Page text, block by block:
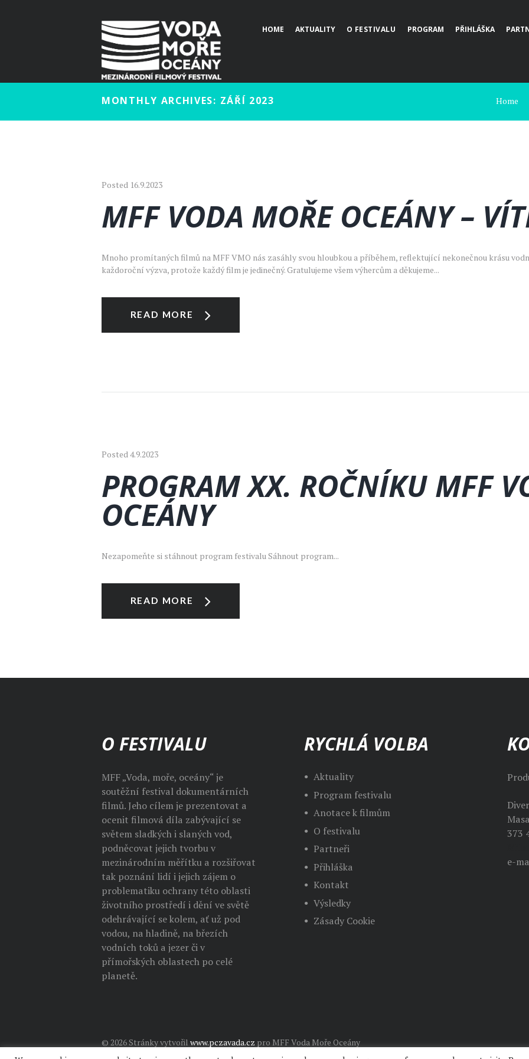
HOME AKTUALITY O FESTIVALU PROGRAM PŘIHLÁŠKA
MONTHLY ARCHIVES: ZÁŘÍ 2023 Home
Posted 16.9.2023
MFF VODA MOŘE OCEÁNY –
Mnoho promítaných filmů na MFF VMO nás zasáhly svou hloubkou a příběhem, reflektující nekonečnou krásu
každoroční výzva, protože každý film je jedinečný. Gratulujeme všem výhercům a děkujeme...
READ MORE
Posted4.9.2023
PROGRAM XX. ROČNÍKU MFF
OCEÁNY
Nezapomeňte si stáhnout program festivalu Sáhnout program...
READ MORE
O FESTIVALU
MFF „Voda, moře, oceány“ je
soutěžní festival dokumentárních
filmů. Jeho cílem je prezentovat a
ocenit filmová díla zabývající se
světem sladkých i slaných vod,
podněcovat jejich tvorbu v
mezinárodním měřítku a rozšiřovat
tak poznání lidí i jejich zájem o
problematiku ochrany této oblasti
životního prostředí i dění ve světě
odehrávající se kolem, ať už pod
vodou, na hladině, na březích
vodních toků a jezer či v
přímořských oblastech po celé
planetě.
RYCHLÁ VOLBA
Aktuality
Program festivalu
Anotace k filmům
O festivalu
Partneři
Přihláška
Kontakt
Výsledky
Zásady Cookie
373
e-
© 2026 Stránky vytvořil www.pczavada.cz pro MFF Voda Moře Oceány